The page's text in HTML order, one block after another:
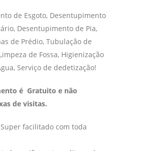
de Esgoto, Desentupimento
Desentupimento de Pia,
de Prédio, Tubulação de
de Fossa, Higienização
Serviço de dedetização!
é Gratuito e não
de visitas.
facilitado com toda